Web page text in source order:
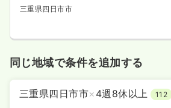
三重県四日市市
同じ地域で条件を追加する
三重県四日市市× 4週8休以上 112